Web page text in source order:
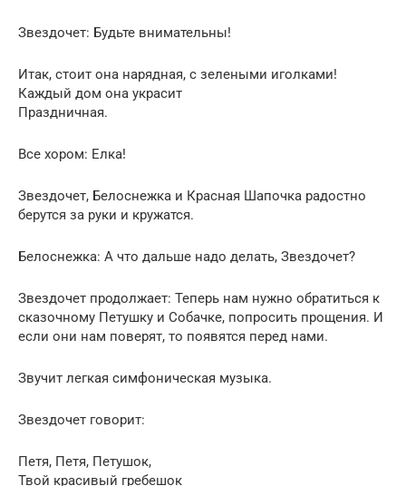
Звездочет: Будьте внимательны!
Итак, стоит она нарядная, с зелеными иголками!
Каждый дом она украсит
Праздничная.
Все хором: Елка!
Звездочет, Белоснежка и Красная Шапочка радостно
берутся за руки и кружатся.
Белоснежка: А что дальше надо делать, Звездочет?
Звездочет продолжает: Теперь нам нужно обратиться к
сказочному Петушку и Собачке, попросить прощения. И
если они нам поверят, то появятся перед нами.
Звучит легкая симфоническая музыка.
Звездочет говорит:
Петя, Петя, Петушок,
Твой красивый гребешок